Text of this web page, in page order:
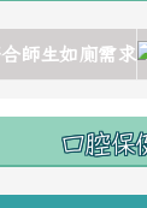
image/
口腔保